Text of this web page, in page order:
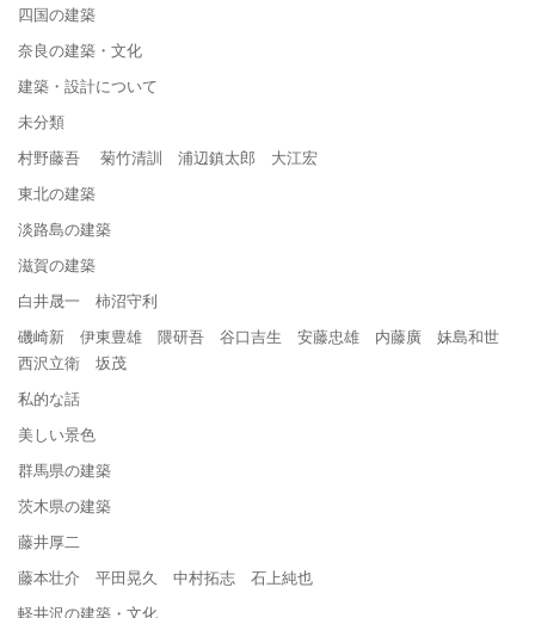
四国の建築
奈良の建築・文化
建築・設計について
未分類
村野藤吾 菊竹清訓 浦辺鎮太郎 大江宏
東北の建築
淡路島の建築
滋賀の建築
白井晟一 柿沼守利
磯崎新 伊東豊雄 隈研吾 谷口吉生 安藤忠雄 内藤廣 妹島和世
西沢立衛 坂茂
私的な話
美しい景色
群馬県の建築
茨木県の建築
藤井厚二
藤本壮介 平田晃久 中村拓志 石上純也
軽井沢の建築・文化